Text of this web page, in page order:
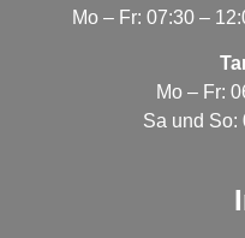
Mo – Fr: 07:30 –
Mo – Fr:
Sa und So: